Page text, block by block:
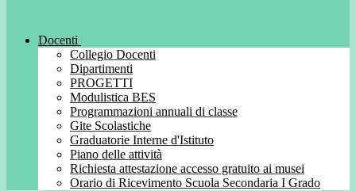
Docenti
Collegio Docenti
Dipartimenti
PROGETTI
Modulistica BES
Programmazioni annuali di classe
Gite Scolastiche
Graduatorie Interne d'Istituto
Piano delle attività
Richiesta attestazione accesso gratuito ai musei
Orario di Ricevimento Scuola Secondaria I Grado